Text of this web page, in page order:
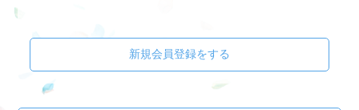
新規会員登録をする